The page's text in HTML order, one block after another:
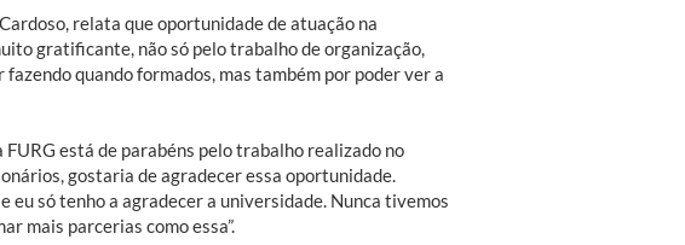
relata que oportunidade de atuação na
gratificante, não só pelo trabalho de organização,
quando formados, mas também por poder ver a
está de parabéns pelo trabalho realizado no
gostaria de agradecer essa oportunidade.
eu só tenho a agradecer a universidade. Nunca tivemos
mais parcerias como essa”.